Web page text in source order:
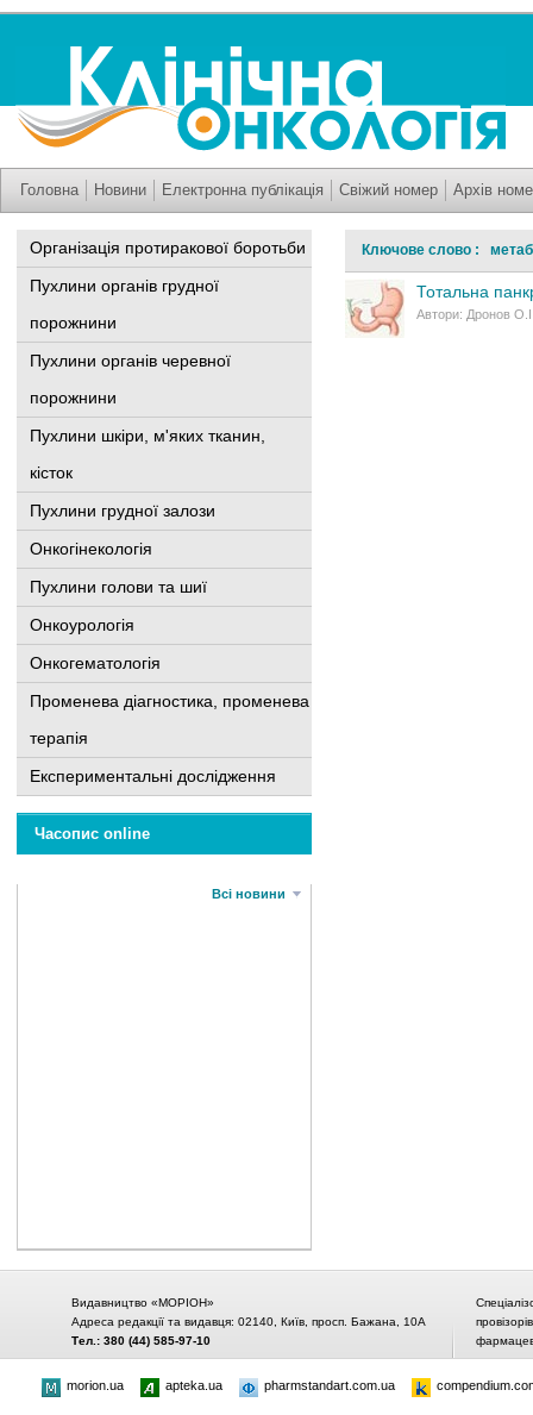
Головна Новини Електронна публікація Свіжий номер Архів
Організація протиракової боротьби
Пухлини органів грудної
порожнини
Пухлини органів черевної
порожнини
Пухлини шкіри, м'яких тканин,
кісток
Пухлини грудної залози
Онкогінекологія
Пухлини голови та шиї
Онкоурологія
Онкогематологія
Променева діагностика, променева
терапія
Експериментальні дослідження
Часопис online
Всі новини
Ключове слово :
Тотальна
Автори: Дронов
Видавництво «МОРІОН»
Адреса редакції та видавця: 02140, Київ, просп. Бажана, 10А
Тел.: 380 (44) 585-97-10
morion.ua apteka.ua pharmstandart.com.ua